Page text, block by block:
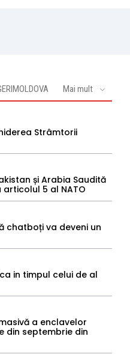
Mai mult
Strâmtorii
și Arabia Saudită
articolul 5 al NATO
chatboți va deveni un
in timpul celui de al
a enclavelor
din septembrie din